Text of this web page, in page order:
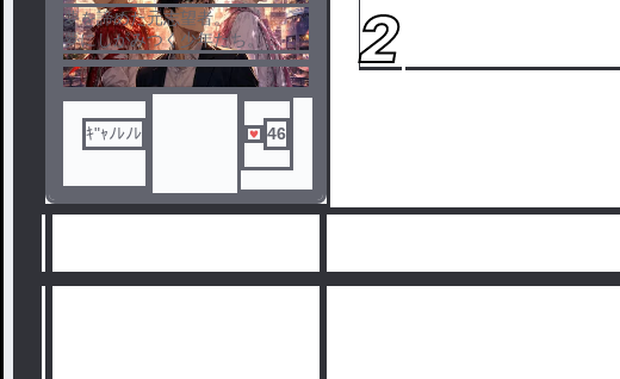
1 2
夢を諦めた元志望者。
夢にしがみつく少年たち。
愛知の小さな芸能事務所から始
まった、
無謀な男性アイドルプロジェク
ト。
観客3人のライブから、武道館、
そしてバンテリンドームナゴヤ
支えた一人のプロデューサーの
ｷ"ｬﾉﾚﾉﾚ 46